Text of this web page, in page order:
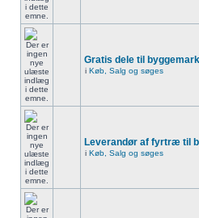
Gratis dele til
i Køb, Salg og søges
Leverandør af fyrtræ til
i Køb, Salg og søges